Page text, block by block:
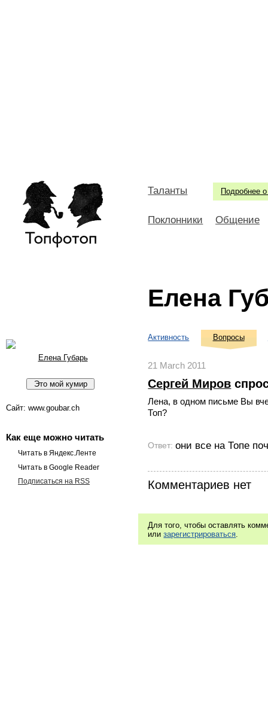
Подробнее о
Таланты
Поклонники Общение
Елена
Елена Губарь
Сайт: www.goubar.ch
Как еще можно читать
Читать в Яндекс.Ленте
Читать в Google Reader
Подписаться на RSS
Активность Вопросы
21 March 2011
Сергей Миров
Лена, в одном письме Вы
Топ?
Ответ:они все на Топе
Комментариев нет
Для того, чтобы оставлять
илизарегистрироваться.